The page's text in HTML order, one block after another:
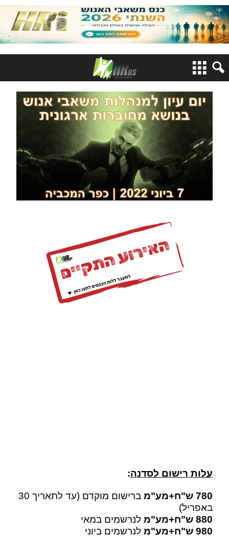
עלות רישום לסדנה:
780 ש"ח+מע"מ
ברישום מוקדם (עד לתאריך 30
באפריל)
880 ש"ח+מע"מ
לנרשמים במאי
980 ש"ח+מע"מ
לנרשמים ביוני